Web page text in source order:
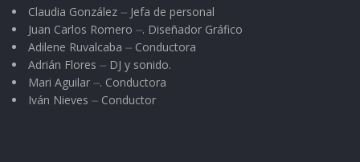
Claudia González ⏤ Jefa de personal
Juan Carlos Romero ⏤. Diseñador Gráfico
Adilene Ruvalcaba ⏤ Conductora
Adrián Flores ⏤ DJ y sonido.
Mari Aguilar ⏤. Conductora
Iván Nieves ⏤ Conductor